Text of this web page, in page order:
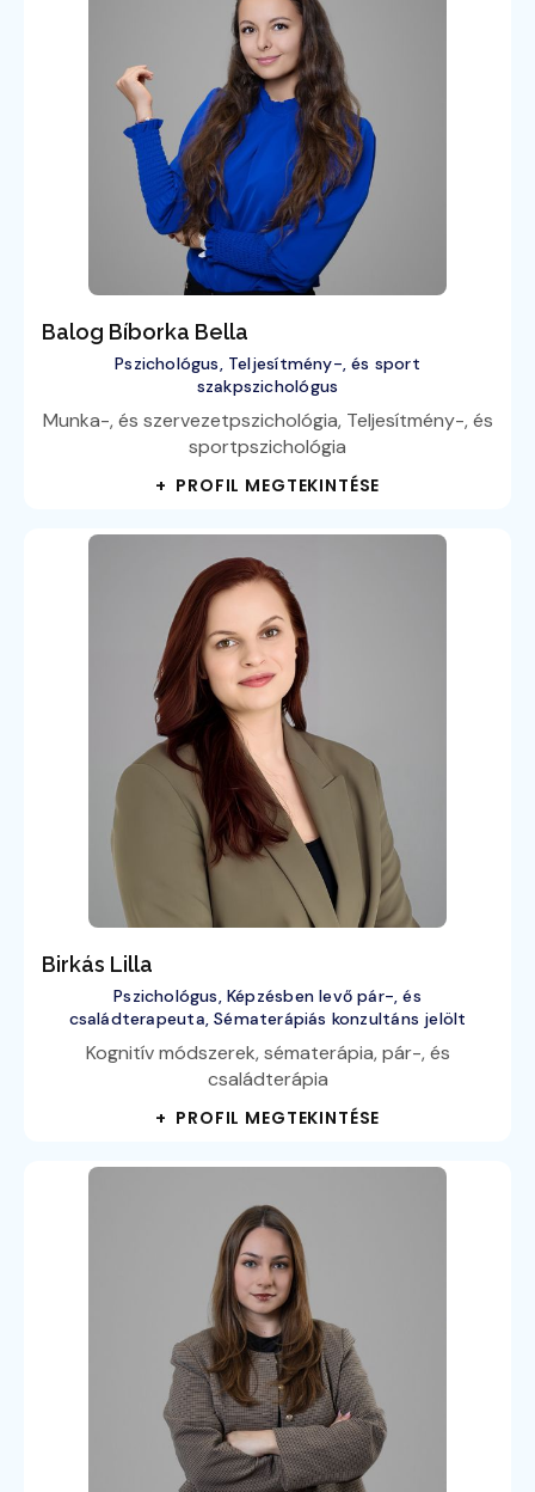
Balog Bíborka Bella
Pszichológus, Teljesítmény-, és sport
szakpszichológus
Munka-, és szervezetpszichológia, Teljesítmény-, és
sportpszichológia
+ PROFIL MEGTEKINTÉSE
Birkás Lilla
Pszichológus, Képzésben levő pár-, és
családterapeuta, Sématerápiás konzultáns jelölt
Kognitív módszerek, sématerápia, pár-, és
családterápia
+ PROFIL MEGTEKINTÉSE